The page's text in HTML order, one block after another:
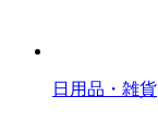
日用品・雑貨